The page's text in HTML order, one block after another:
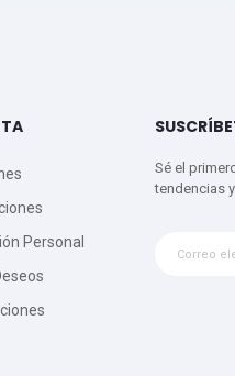
Personal
Sé el
tendencias